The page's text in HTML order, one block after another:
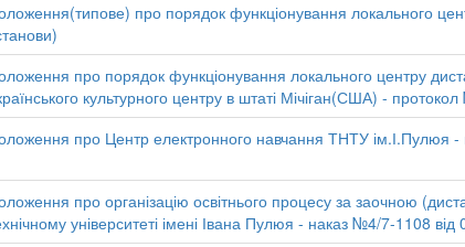
про порядок функціонування локального
про порядок функціонування локального центру
культурного центру в штаті Мічіган(США) -
про Центр електронного навчання ТНТУ ім.І.Пулюя
про організацію освітнього процесу за заочною
університеті імені Івана Пулюя - наказ №4/7-1108